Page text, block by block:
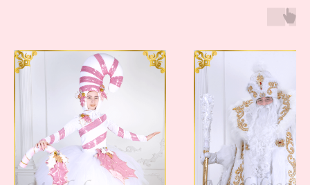
ИП Серикова Людмила Александровна
ОГРН 306231007600031 ИНН 231004836240
г. Краснодар, ул. Адыгейская набережная 264
пн-пт: 8:00 —
Политика обработки персональных данных